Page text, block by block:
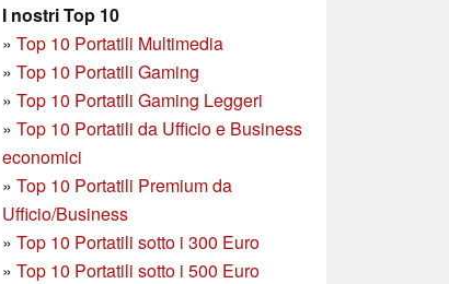
I nostri Top 10
» Top 10 Portatili Multimedia
» Top 10 Portatili Gaming
» Top 10 Portatili Gaming Leggeri
» Top 10 Portatili da Ufficio e Business
economici
» Top 10 Portatili Premium da
Ufficio/Business
» Top 10 Portatili sotto i 300 Euro
» Top 10 Portatili sotto i 500 Euro